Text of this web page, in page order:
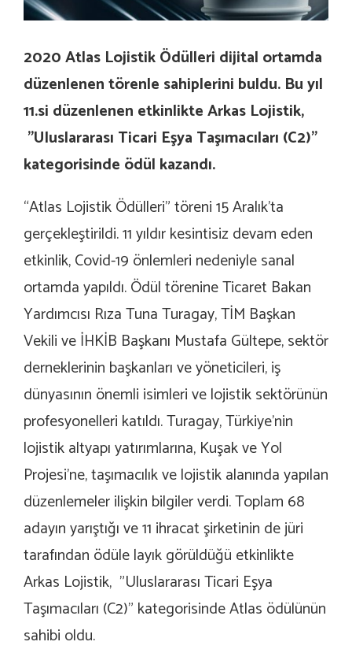
2020 Atlas Lojistik Ödülleri dijital ortamda
düzenlenen törenle sahiplerini buldu. Bu yıl
11.si düzenlenen etkinlikte Arkas Lojistik,
”Uluslararası Ticari Eşya Taşımacıları (C2)”
kategorisinde ödül kazandı.
“Atlas Lojistik Ödülleri” töreni 15 Aralık’ta
gerçekleştirildi. 11 yıldır kesintisiz devam eden
etkinlik, Covid-19 önlemleri nedeniyle sanal
ortamda yapıldı. Ödül törenine Ticaret Bakan
Yardımcısı Rıza Tuna Turagay, TİM Başkan
Vekili ve İHKİB Başkanı Mustafa Gültepe, sektör
derneklerinin başkanları ve yöneticileri, iş
dünyasının önemli isimleri ve lojistik sektörünün
profesyonelleri katıldı. Turagay, Türkiye’nin
lojistik altyapı yatırımlarına, Kuşak ve Yol
Projesi’ne, taşımacılık ve lojistik alanında yapılan
düzenlemeler ilişkin bilgiler verdi. Toplam 68
adayın yarıştığı ve 11 ihracat şirketinin de jüri
tarafından ödüle layık görüldüğü etkinlikte
Arkas Lojistik, ”Uluslararası Ticari Eşya
Taşımacıları (C2)” kategorisinde Atlas ödülünün
sahibi oldu.